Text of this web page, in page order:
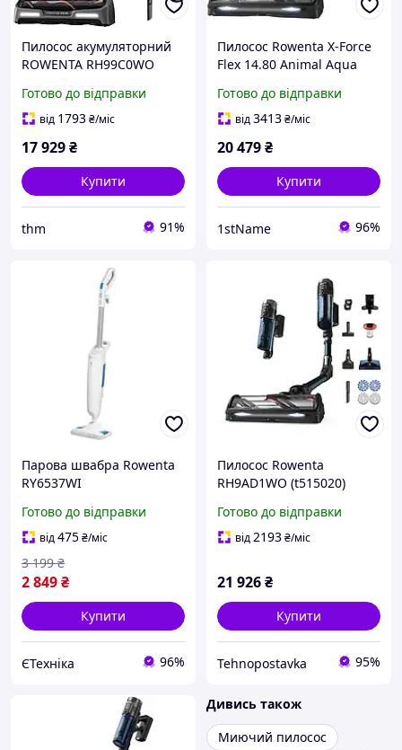
Пилосос акумуляторний
ROWENTA RH99C0WO
Готово до відправки
від 1793₴/міс
17 929₴
Купити
thm 91%
Пилосос Rowenta X-Force
Flex 14.80 Animal Aqua
Готово до відправки
від3413₴/міс
20 479₴
Купити
1stName 96%
Парова швабра Rowenta
RY6537WI
Готово до відправки
від475₴/міс
2 849₴
3 199 ₴
Купити
ЄТехніка 96%
Пилосос Rowenta
RH9AD1WO (t515020)
Готово до відправки
від2193₴/міс
21 926₴
Купити
Tehnopostavka 95%
Дивись також
Миючий пилосос